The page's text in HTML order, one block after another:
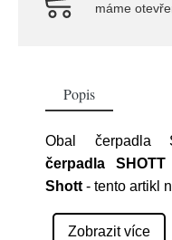
máme
Popis
Obal čerpadla
čerpadla SHOTT
Shott - tento artikl
Zobrazit více